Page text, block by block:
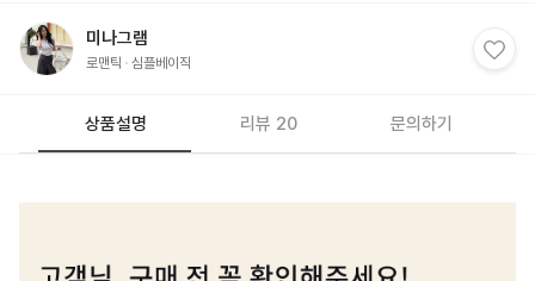
미나그램
로맨틱 심플베이직
상품설명 리뷰 20 문의하기